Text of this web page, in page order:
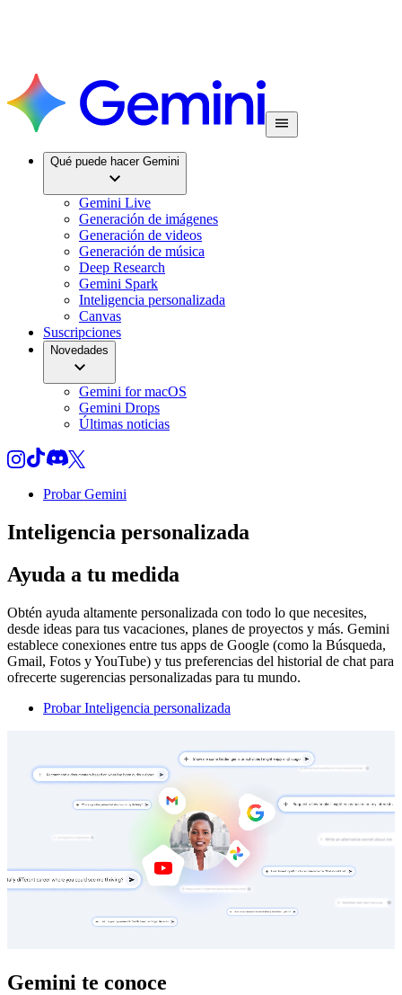
Qué puede hacer Gemini
Gemini Live
Generación de imágenes
Generación de videos
Generación de música
Deep Research
Gemini Spark
Inteligencia personalizada
Canvas
Suscripciones
Novedades
Gemini for macOS
Gemini Drops
Últimas noticias
Probar Gemini
Inteligencia personalizada
Ayuda a tu medida
Obtén ayuda altamente personalizada con todo lo que necesites,
desde ideas para tus vacaciones, planes de proyectos y más. Gemini
establece conexiones entre tus apps de Google (como la Búsqueda,
Gmail, Fotos y YouTube) y tus preferencias del historial de chat para
ofrecerte sugerencias personalizadas para tu mundo.
Probar Inteligencia personalizada
Gemini te conoce